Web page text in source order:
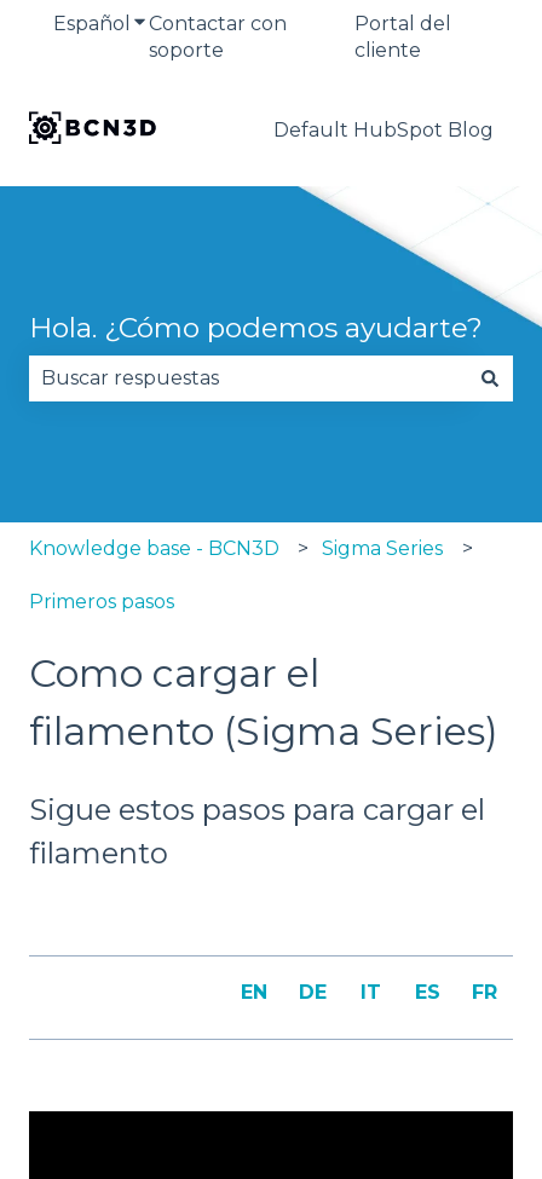
Español Traducciones de Mostrar submenú de
Contactar con
soporte
Portal del
cliente
Default HubSpot Blog
Hola. ¿Cómo podemos ayudarte?
Knowledge base - BCN3D Sigma Series
Primeros pasos
Como cargar el
filamento (Sigma Series)
Sigue estos pasos para cargar el
filamento
EN DE IT ES FR